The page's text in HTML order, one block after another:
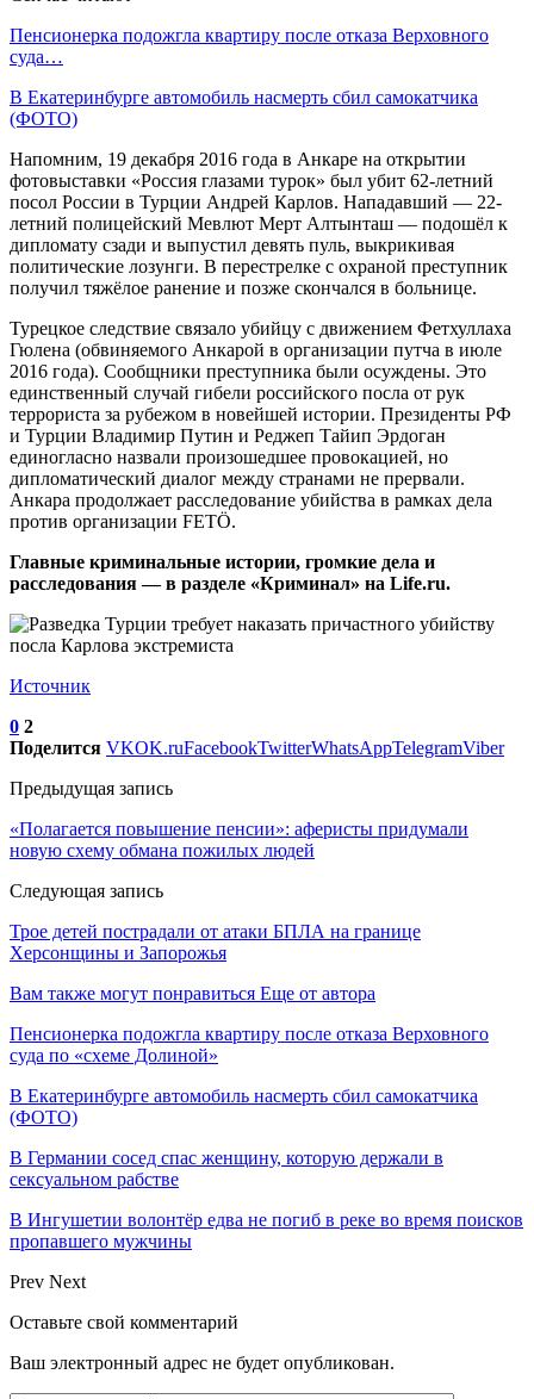
Пенсионерка подожгла квартиру после отказа Верховного
суда…
В Екатеринбурге автомобиль насмерть сбил самокатчика
(ФОТО)
Напомним, 19 декабря 2016 года в Анкаре на открытии
фотовыставки «Россия глазами турок» был убит 62-летний
посол России в Турции Андрей Карлов. Нападавший — 22-
летний полицейский Мевлют Мерт Алтынташ — подошёл к
дипломату сзади и выпустил девять пуль, выкрикивая
политические лозунги. В перестрелке с охраной преступник
получил тяжёлое ранение и позже скончался в больнице.
Турецкое следствие связало убийцу с движением Фетхуллаха
Гюлена (обвиняемого Анкарой в организации путча в июле
2016 года). Сообщники преступника были осуждены. Это
единственный случай гибели российского посла от рук
террориста за рубежом в новейшей истории. Президенты РФ
и Турции Владимир Путин и Реджеп Тайип Эрдоган
единогласно назвали произошедшее провокацией, но
дипломатический диалог между странами не прервали.
Анкара продолжает расследование убийства в рамках дела
против организации FETÖ.
Главные криминальные истории, громкие дела и
расследования — в разделе «Криминал» на Life.ru.
Источник
0 2
Поделится VKOK.ruFacebookTwitterWhatsAppTelegramViber
Предыдущая запись
«Полагается повышение пенсии»: аферисты придумали
новую схему обмана пожилых людей
Следующая запись
Трое детей пострадали от атаки БПЛА на границе
Херсонщины и Запорожья
Вам также могут понравиться Еще от автора
Пенсионерка подожгла квартиру после отказа Верховного
суда по «схеме Долиной»
В Екатеринбурге автомобиль насмерть сбил самокатчика
(ФОТО)
В Германии сосед спас женщину, которую держали в
сексуальном рабстве
В Ингушетии волонтёр едва не погиб в реке во время поисков
пропавшего мужчины
Prev Next
Оставьте свой комментарий
Ваш электронный адрес не будет опубликован.